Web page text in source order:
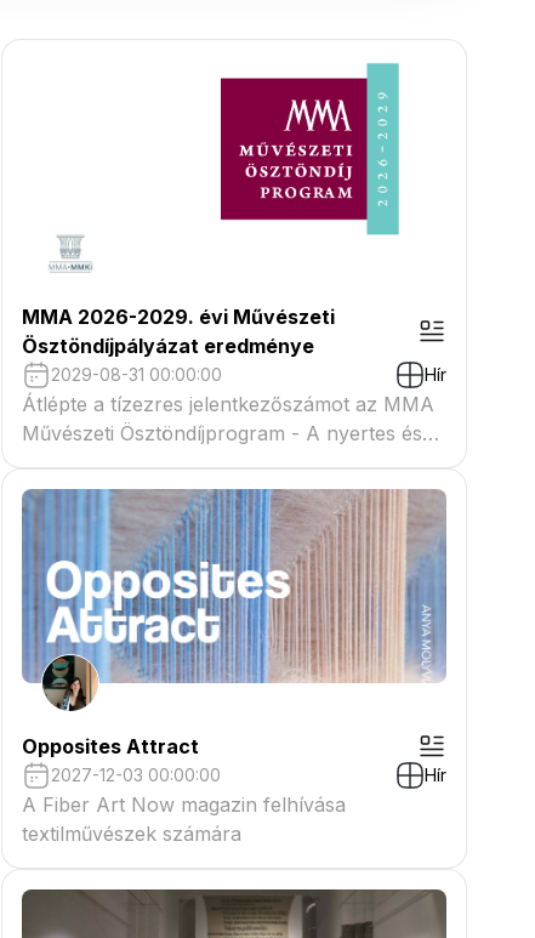
MMA 2026-2029. évi Művészeti
Ösztöndíjpályázat eredménye
2029-08-31 00:00:00 Hír
Átlépte a tízezres jelentkezőszámot az MMA
Művészeti Ösztöndíjprogram - A nyertes és
tartaléklistás pályázók névsora megtekinthető
a csatolmányban
Opposites Attract
2027-12-03 00:00:00 Hír
A Fiber Art Now magazin felhívása
textilművészek számára